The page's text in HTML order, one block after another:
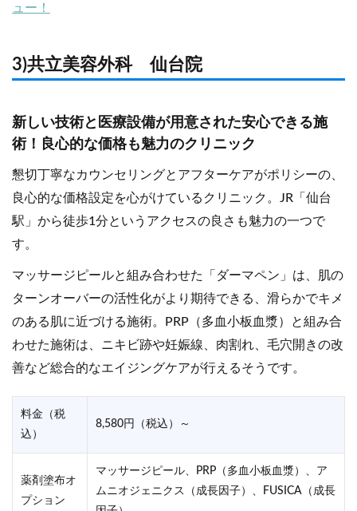
ュー！
3)共立美容外科 仙台院
新しい技術と医療設備が用意された安心できる施
術！良心的な価格も魅力のクリニック
懇切丁寧なカウンセリングとアフターケアがポリシーの、
良心的な価格設定を心がけているクリニック。JR「仙台
駅」から徒歩1分というアクセスの良さも魅力の一つで
す。
マッサージピールと組み合わせた「ダーマペン」は、肌の
ターンオーバーの活性化がより期待できる、滑らかでキメ
のある肌に近づける施術。PRP（多血小板血漿）と組み合
わせた施術は、ニキビ跡や妊娠線、肉割れ、毛穴開きの改
善など総合的なエイジングケアが行えるそうです。
料金（税
込）
8,580円（税込）～
薬剤塗布オ
プション
マッサージピール、PRP（多血小板血漿）、ア
ムニオジェニクス（成長因子）、FUSICA（成長